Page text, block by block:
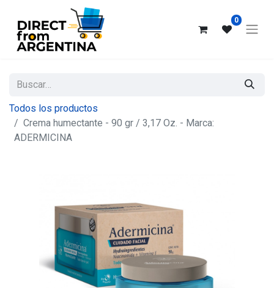
0
Todos los productos
Crema humectante - 90 gr / 3,17 Oz. - Marca:
ADERMICINA